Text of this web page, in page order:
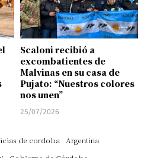
Scaloni recibió a
excombatientes de
Malvinas en su casa de
Pujato: “Nuestros colores
nos unen”
25/07/2026
de cordoba
Argentina